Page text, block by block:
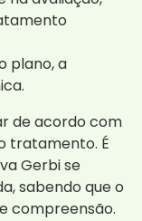
plano, a
de acordo com
tratamento. É
Gerbi se
sabendo que o
compreensão.